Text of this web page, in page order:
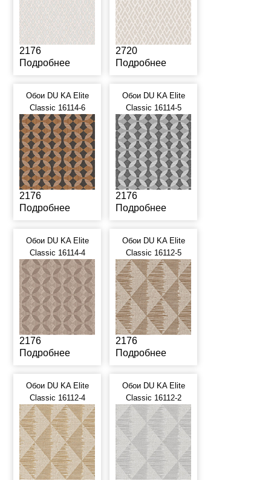
2176
Подробнее
2720
Подробнее
Обои DU KA Elite
Classic 16114-6
2176
Подробнее
Обои DU KA Elite
Classic 16114-5
2176
Подробнее
Обои DU KA Elite
Classic 16114-4
2176
Подробнее
Обои DU KA Elite
Classic 16112-5
2176
Подробнее
Обои DU KA Elite
Classic 16112-4
Обои DU KA Elite
Classic 16112-2